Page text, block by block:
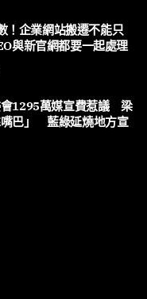
！企業網站搬遷不能只
與新官網都要一起處理
會1295萬媒宣費惹議 梁
巴」 藍綠延燒地方宣